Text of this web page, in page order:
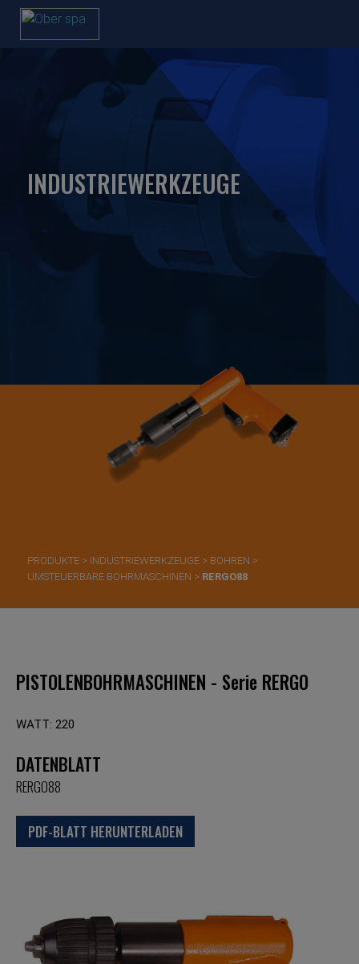
INDUSTRIEWERKZEUGE
PRODUKTE > INDUSTRIEWERKZEUGE> BOHREN >
UMSTEUERBARE BOHRMASCHINEN > RERGO88
PISTOLENBOHRMASCHINEN - Serie RERGO
WATT: 220
DATENBLATT
RERGO88
PDF-BLATT HERUNTERLADEN